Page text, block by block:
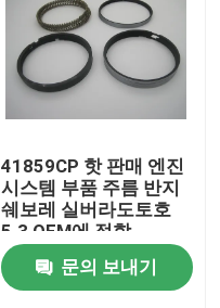
41859CP 핫 판매 엔진
시스템 부품 주름 반지
쉐보레 실버라도토호
5.3 OEM에 적합
문의 보내기